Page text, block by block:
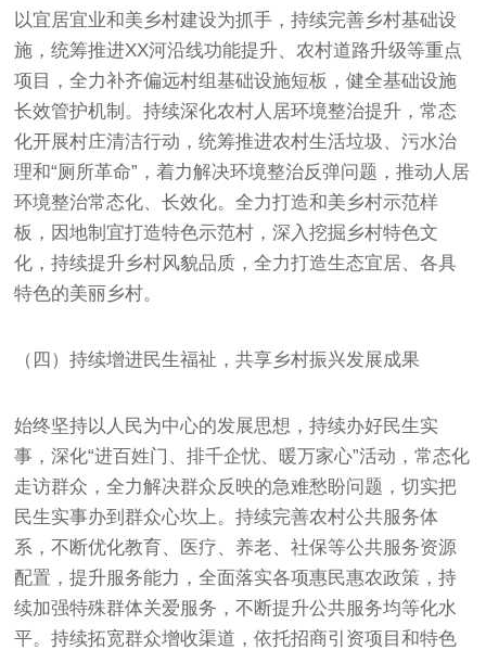
以宜居宜业和美乡村建设为抓手，持续完善乡村基础设
施，统筹推进XX河沿线功能提升、农村道路升级等重点
项目，全力补齐偏远村组基础设施短板，健全基础设施
长效管护机制。持续深化农村人居环境整治提升，常态
化开展村庄清洁行动，统筹推进农村生活垃圾、污水治
理和“厕所革命”，着力解决环境整治反弹问题，推动人居
环境整治常态化、长效化。全力打造和美乡村示范样
板，因地制宜打造特色示范村，深入挖掘乡村特色文
化，持续提升乡村风貌品质，全力打造生态宜居、各具
特色的美丽乡村。
（四）持续增进民生福祉，共享乡村振兴发展成果
始终坚持以人民为中心的发展思想，持续办好民生实
事，深化“进百姓门、排千企忧、暖万家心”活动，常态化
走访群众，全力解决群众反映的急难愁盼问题，切实把
民生实事办到群众心坎上。持续完善农村公共服务体
系，不断优化教育、医疗、养老、社保等公共服务资源
配置，提升服务能力，全面落实各项惠民惠农政策，持
续加强特殊群体关爱服务，不断提升公共服务均等化水
平。持续拓宽群众增收渠道，依托招商引资项目和特色